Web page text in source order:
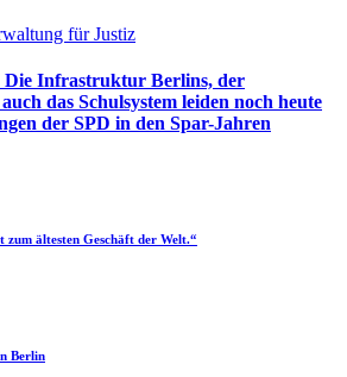
für Justiz
Die Infrastruktur Berlins, der
das Schulsystem leiden noch heute
der SPD in den Spar-Jahren
ältesten Geschäft der Welt.“
Berlin